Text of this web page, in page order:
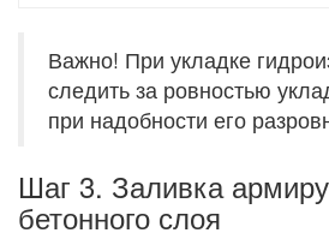
Важно! При укладке
следить за ровностью
при надобности его
Шаг 3. Заливка
бетонного слоя